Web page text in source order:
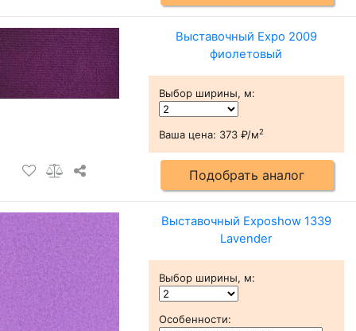
Выставочный Expo 2009
фиолетовый
Выбор ширины, м:
Ваша цена: 373 ₽/м2
Подобрать аналог
Выставочный Exposhow 1339
Lavender
Выбор ширины, м:
Особенности: